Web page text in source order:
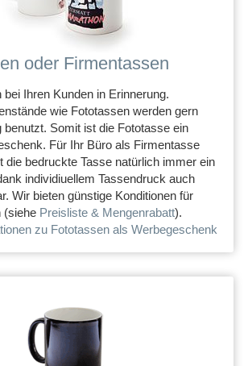
oder Firmentassen
bei Ihren Kunden in Erinnerung.
wie Fototassen werden gern
benutzt. Somit ist die Fototasse ein
Für Ihr Büro als Firmentasse
die bedruckte Tasse natürlich immer ein
individiuellem Tassendruck auch
Wir bieten günstige Konditionen für
(siehe Preisliste & Mengenrabatt).
zu Fototassen als Werbegeschenk